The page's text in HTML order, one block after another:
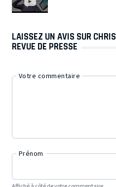
LAISSEZ UN AVIS SUR
REVUE DE PRESSE
Votre commentaire
Prénom